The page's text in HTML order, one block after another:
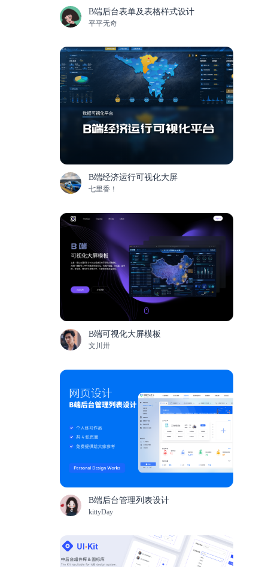
B端后台表单及表格样式设计
平平无奇
B端经济运行可视化大屏
七里香！
B端可视化大屏模板
文川卅
B端后台管理列表设计
kittyDay